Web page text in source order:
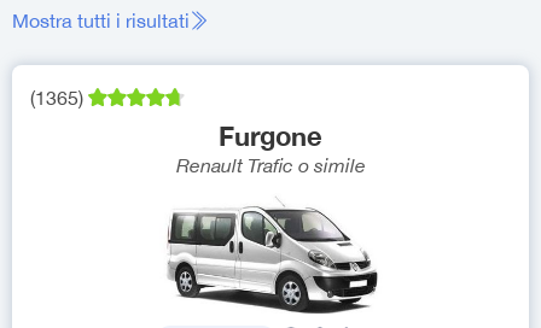
Mostra tutti i risultati
(1365)
Furgone
Renault Trafic o simile